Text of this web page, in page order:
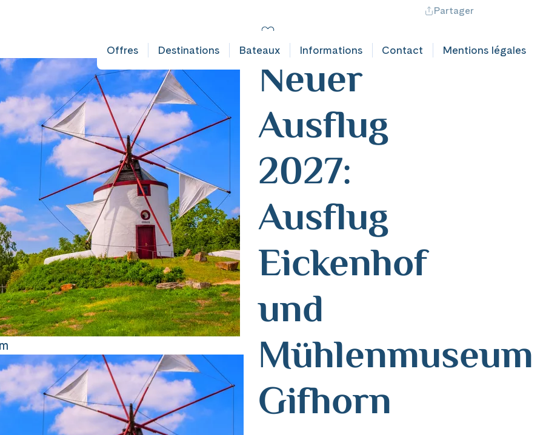
Offres Destinations Bateaux Informations Contact Mentions légales
Partager
Deutschland
Neuer
Ausflug
2027:
Ausflug
Eickenhof
und
Mühlenmuseum
Gifhorn